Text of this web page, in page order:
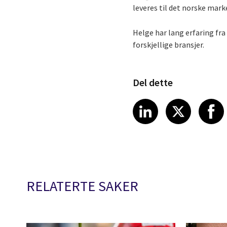
leveres til det norske
Helge har lang erfaring
forskjellige bransjer.
Del dette
Share article
LinkedIn
Share
X
RELATERTE SAKER